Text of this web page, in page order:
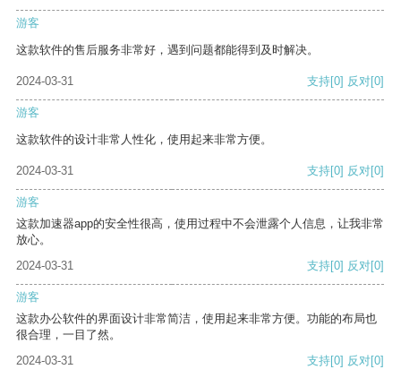
游客
这款软件的售后服务非常好，遇到问题都能得到及时解决。
2024-03-31 支持[0] 反对[0]
游客
这款软件的设计非常人性化，使用起来非常方便。
2024-03-31 支持[0] 反对[0]
游客
这款加速器app的安全性很高，使用过程中不会泄露个人信息，让我非常
放心。
2024-03-31
支持[0] 反对[0]
游客
这款办公软件的界面设计非常简洁，使用起来非常方便。功能的布局也
很合理，一目了然。
2024-03-31
支持[0] 反对[0]